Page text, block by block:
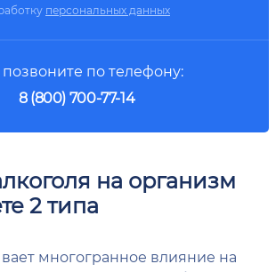
персональных данных
по телефону:
8 (800) 700-77-14
на организм
2 типа
многогранное влияние на